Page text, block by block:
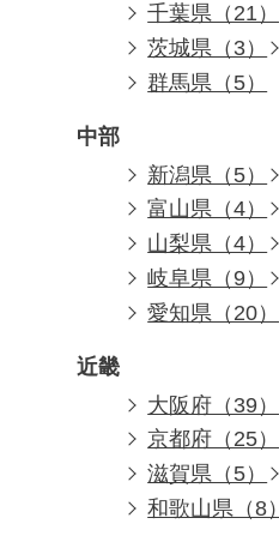
千葉県（21）
茨城県（3）
群馬県（5）
中部
新潟県（5）
富山県（4）
山梨県（4）
岐阜県（9）
愛知県（20）
近畿
大阪府（39）
京都府（25）
滋賀県（5）
和歌山県（8）